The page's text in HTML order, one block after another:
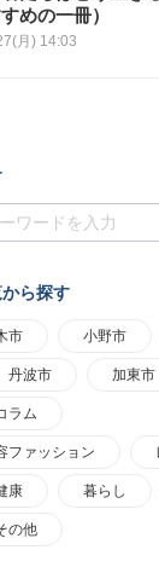
めの一冊）
月) 14:03
ら探す
市 小野市
丹波市 加東市
ラム
ファッション
康 暮らし
の他